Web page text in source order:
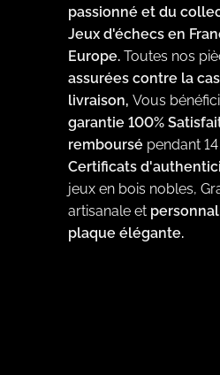
passionné et du
Jeux d'échecs en
Europe. Toutes nos
assurées contre la
livraison, Vous
garantie 100%
remboursé pendant
Certificats
jeux en bois nobles,
artisanale et
plaque élégante.